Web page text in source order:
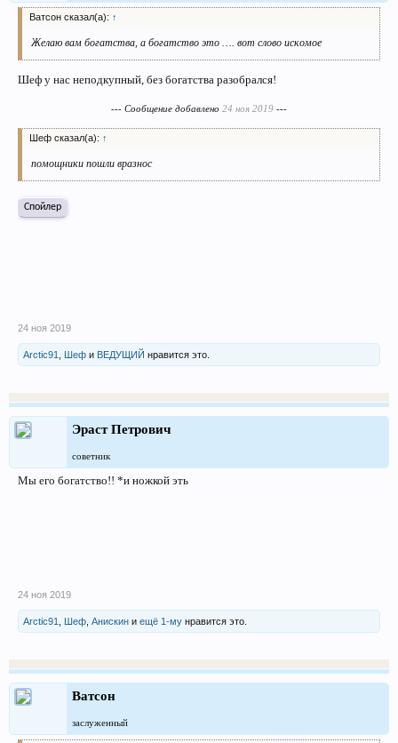
Ватсон сказал(а): ↑
Желаю вам богатства, а богатство это …. вот слово искомое
Шеф у нас неподкупный, без богатства разобрался!
--- Сообщение добавлено 24 ноя 2019 ---
Шеф сказал(а): ↑
помощники пошли вразнос
Спойлер
24 ноя 2019
Arctic91 Шеф и ВЕДУЩИЙ нравится это.
Эраст Петрович
советник
Мы его богатство!! *и ножкой эть
24 ноя 2019
Arctic91 Шеф Анискин и ещё 1-му нравится это.
Ватсон
заслуженный